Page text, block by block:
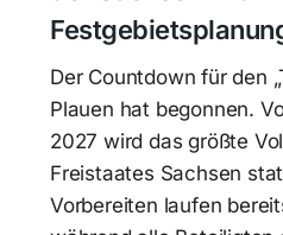
Der Countdown für den
Plauen hat begonnen.
2027 wird das größte
Freistaates Sachsen
Vorbereiten laufen